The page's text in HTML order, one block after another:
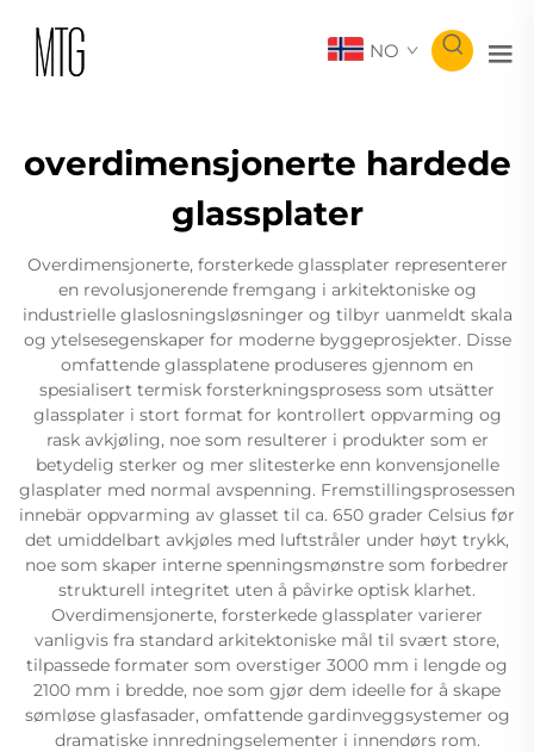
NO
overdimensjonerte hardede
glassplater
Overdimensjonerte, forsterkede glassplater representerer
en revolusjonerende fremgang i arkitektoniske og
industrielle glaslosningsløsninger og tilbyr uanmeldt skala
og ytelsesegenskaper for moderne byggeprosjekter. Disse
omfattende glassplatene produseres gjennom en
spesialisert termisk forsterkningsprosess som utsätter
glassplater i stort format for kontrollert oppvarming og
rask avkjøling, noe som resulterer i produkter som er
betydelig sterker og mer slitesterke enn konvensjonelle
glasplater med normal avspenning. Fremstillingsprosessen
innebär oppvarming av glasset til ca. 650 grader Celsius før
det umiddelbart avkjøles med luftstråler under høyt trykk,
noe som skaper interne spenningsmønstre som forbedrer
strukturell integritet uten å påvirke optisk klarhet.
Overdimensjonerte, forsterkede glassplater varierer
vanligvis fra standard arkitektoniske mål til svært store,
tilpassede formater som overstiger 3000 mm i lengde og
2100 mm i bredde, noe som gjør dem ideelle for å skape
sømløse glasfasader, omfattende gardinveggsystemer og
dramatiske innredningselementer i innendørs rom.